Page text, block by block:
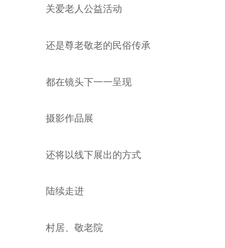
关爱老人公益活动
还是尊老敬老的民俗传承
都在镜头下一一呈现
摄影作品展
还将以线下展出的方式
陆续走进
村居、敬老院